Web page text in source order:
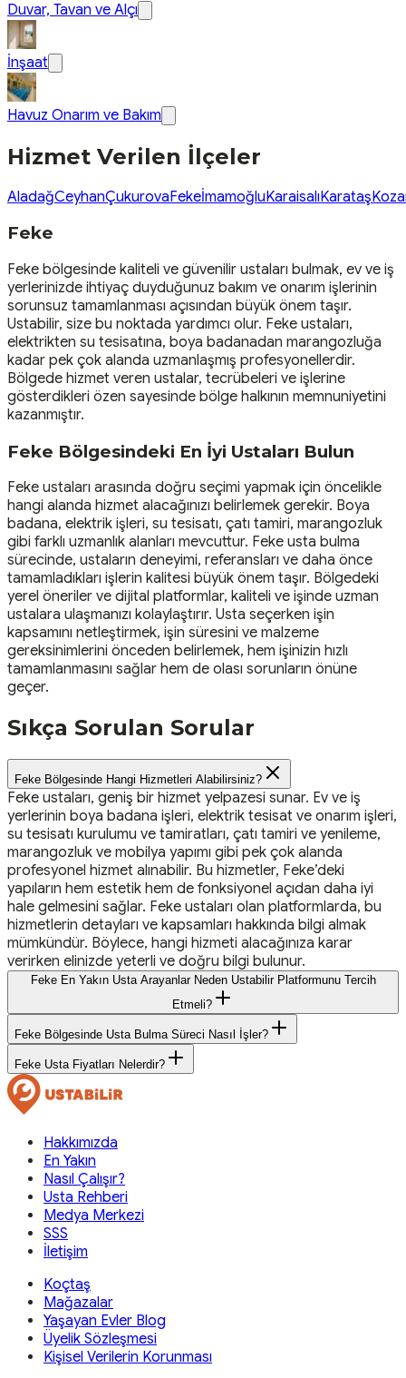
Duvar, Tavan ve Alçı
İnşaat
Havuz Onarım ve Bakım
Hizmet Verilen İlçeler
AladağCeyhanÇukurovaFekeİmamoğluKaraisalıKarataş
Feke
Feke bölgesinde kaliteli ve güvenilir ustaları bulmak, ev ve iş
yerlerinizde ihtiyaç duyduğunuz bakım ve onarım işlerinin
sorunsuz tamamlanması açısından büyük önem taşır.
Ustabilir, size bu noktada yardımcı olur. Feke ustaları,
elektrikten su tesisatına, boya badanadan marangozluğa
kadar pek çok alanda uzmanlaşmış profesyonellerdir.
Bölgede hizmet veren ustalar, tecrübeleri ve işlerine
gösterdikleri özen sayesinde bölge halkının memnuniyetini
kazanmıştır.
Feke Bölgesindeki En İyi Ustaları Bulun
Feke ustaları arasında doğru seçimi yapmak için öncelikle
hangi alanda hizmet alacağınızı belirlemek gerekir. Boya
badana, elektrik işleri, su tesisatı, çatı tamiri, marangozluk
gibi farklı uzmanlık alanları mevcuttur. Feke usta bulma
sürecinde, ustaların deneyimi, referansları ve daha önce
tamamladıkları işlerin kalitesi büyük önem taşır. Bölgedeki
yerel öneriler ve dijital platformlar, kaliteli ve işinde uzman
ustalara ulaşmanızı kolaylaştırır. Usta seçerken işin
kapsamını netleştirmek, işin süresini ve malzeme
gereksinimlerini önceden belirlemek, hem işinizin hızlı
tamamlanmasını sağlar hem de olası sorunların önüne
geçer.
Sıkça Sorulan Sorular
Feke Bölgesinde Hangi Hizmetleri Alabilirsiniz?
Feke ustaları, geniş bir hizmet yelpazesi sunar. Ev ve iş
yerlerinin boya badana işleri, elektrik tesisat ve onarım işleri,
su tesisatı kurulumu ve tamiratları, çatı tamiri ve yenileme,
marangozluk ve mobilya yapımı gibi pek çok alanda
profesyonel hizmet alınabilir. Bu hizmetler, Feke’deki
yapıların hem estetik hem de fonksiyonel açıdan daha iyi
hale gelmesini sağlar. Feke ustaları olan platformlarda, bu
hizmetlerin detayları ve kapsamları hakkında bilgi almak
mümkündür. Böylece, hangi hizmeti alacağınıza karar
verirken elinizde yeterli ve doğru bilgi bulunur.
Feke En Yakın Usta Arayanlar Neden Ustabilir Platformunu Tercih
Etmeli?
Feke Bölgesinde Usta Bulma Süreci Nasıl İşler?
Feke Usta Fiyatları Nelerdir?
Hakkımızda
En Yakın
Nasıl Çalışır?
Usta Rehberi
Medya Merkezi
SSS
İletişim
Koçtaş
Mağazalar
Yaşayan Evler Blog
Üyelik Sözleşmesi
Kişisel Verilerin Korunması